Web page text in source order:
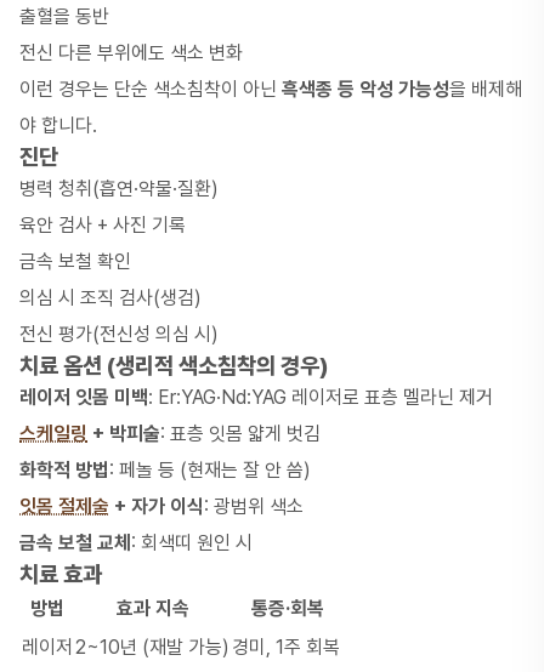
출혈을 동반
전신 다른 부위에도 색소 변화
이런 경우는 단순 색소침착이 아닌 흑색종 등 악성 가능성을 배제해
야 합니다.
진단
병력 청취(흡연·약물·질환)
육안 검사 + 사진 기록
금속 보철 확인
의심 시 조직 검사(생검)
전신 평가(전신성 의심 시)
치료 옵션 (생리적 색소침착의 경우)
레이저 잇몸 미백: Er:YAG·Nd:YAG 레이저로 표층 멜라닌 제거
스케일링 + 박피술: 표층 잇몸 얇게 벗김
화학적 방법: 페놀 등 (현재는 잘 안 씀)
잇몸 절제술 + 자가 이식: 광범위 색소
금속 보철 교체 : 회색띠 원인 시
치료 효과
방법 효과 지속
통증·회복
레이저 2~10년 (재발 가능) 경미, 1주 회복